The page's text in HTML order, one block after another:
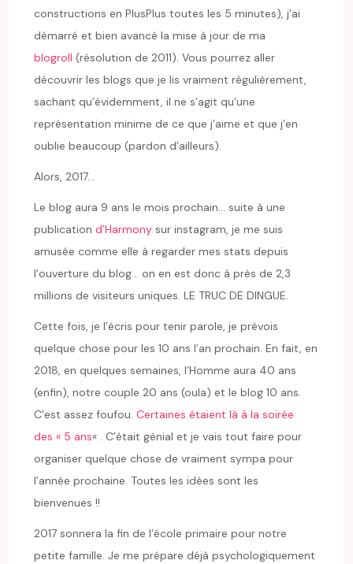
constructions en PlusPlus toutes les 5 minutes), j’ai
démarré et bien avancé la mise à jour de ma
blogroll (résolution de 2011). Vous pourrez aller
découvrir les blogs que je lis vraiment régulièrement,
sachant qu’évidemment, il ne s’agit qu’une
représentation minime de ce que j’aime et que j’en
oublie beaucoup (pardon d’ailleurs).
Alors, 2017…
Le blog aura 9 ans le mois prochain… suite à une
publicationd’Harmony sur instagram, je me suis
amusée comme elle à regarder mes stats depuis
l’ouverture du blog… on en est donc à près de 2,3
millions de visiteurs uniques. LE TRUC DE DINGUE.
Cette fois, je l’écris pour tenir parole, je prévois
quelque chose pour les 10 ans l’an prochain. En fait, en
2018, en quelques semaines, l’Homme aura 40 ans
(enfin), notre couple 20 ans (oula) et le blog 10 ans.
C’est assez foufou.Certaines étaient là à la soirée
des « 5 ans« . C’était génial et je vais tout faire pour
organiser quelque chose de vraiment sympa pour
l’année prochaine. Toutes les idées sont les
bienvenues !!
2017 sonnera la fin de l’école primaire pour notre
petite famille. Je me prépare déjà psychologiquement